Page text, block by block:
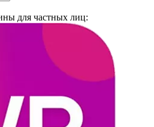
для частных лиц: